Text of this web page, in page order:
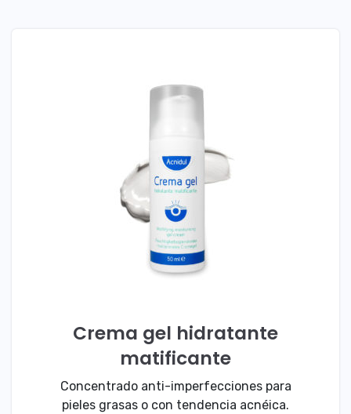
Crema gel hidratante
matificante
Concentrado anti-imperfecciones para
pieles grasas o con tendencia acnéica.